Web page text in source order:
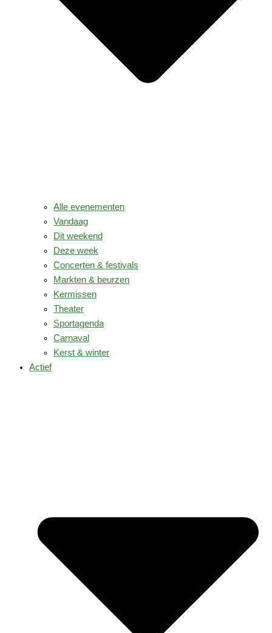
Alle evenementen
Vandaag
Dit weekend
Deze week
Concerten & festivals
Markten & beurzen
Kermissen
Theater
Sportagenda
Carnaval
Kerst & winter
Actief